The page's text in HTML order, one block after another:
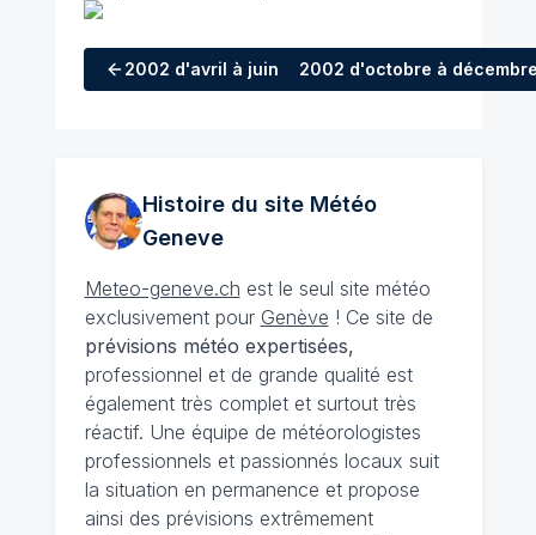
2002 d'avril à juin 2002 d'octobre à
Histoire du site Météo
Geneve
Meteo-geneve.ch est le seul site météo
exclusivement pour Genève ! Ce site de
prévisions météo expertisées,
professionnel et de grande qualité est
également très complet et surtout très
réactif. Une équipe de météorologistes
professionnels et passionnés locaux suit
la situation en permanence et propose
ainsi des prévisions extrêmement